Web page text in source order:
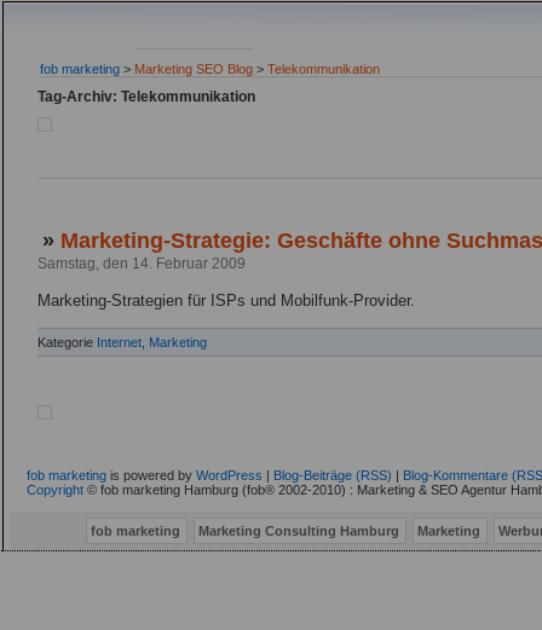
fob marketing > Marketing SEO Blog > Telekommunikation
Tag-Archiv: Telekommunikation
» Marketing-Strategie: Geschäfte ohne
Samstag, den 14. Februar 2009
Marketing-Strategien für ISPs und Mobilfunk-Provider.
Kategorie Internet Marketing
fob marketing is powered by WordPress Blog-Beiträge (RSS)
Blog-Kommentare
Copyright © fob marketing Hamburg (fob® 2002-2010) : Marketing & SEO Agentur
fob marketing Marketing Consulting Hamburg Marketing